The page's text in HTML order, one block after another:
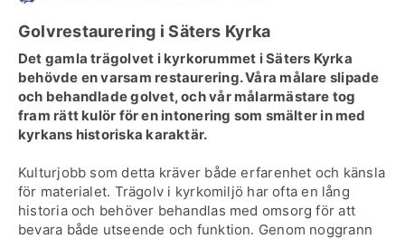
Golvrestaurering i Säters Kyrka
Det gamla trägolvet i kyrkorummet i Säters Kyrka
behövde en varsam restaurering. Våra målare slipade
och behandlade golvet, och vår målarmästare tog
fram rätt kulör för en intonering som smälter in med
kyrkans historiska karaktär.
Kulturjobb som detta kräver både erfarenhet och känsla
för materialet. Trägolv i kyrkomiljö har ofta en lång
historia och behöver behandlas med omsorg för att
bevara både utseende och funktion. Genom noggrann